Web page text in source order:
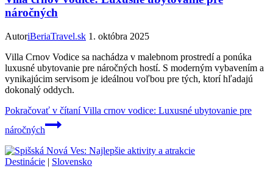
náročných
AutoriBeriaTravel.sk 1. októbra 2025
Villa Crnov Vodice sa nachádza v malebnom prostredí a ponúka
luxusné ubytovanie pre náročných hostí. S moderným vybavením a
vynikajúcim servisom je ideálnou voľbou pre tých, ktorí hľadajú
dokonalý oddych.
Pokračovať v čítaníVilla crnov vodice: Luxusné ubytovanie pre
náročných
Destinácie | Slovensko